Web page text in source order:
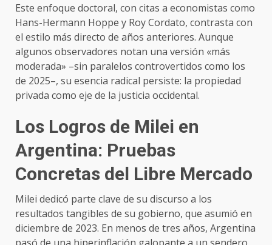
Este enfoque doctoral, con citas a economistas como
Hans-Hermann Hoppe y Roy Cordato, contrasta con
el estilo más directo de años anteriores. Aunque
algunos observadores notan una versión «más
moderada» –sin paralelos controvertidos como los
de 2025–, su esencia radical persiste: la propiedad
privada como eje de la justicia occidental.
Los Logros de Milei en
Argentina: Pruebas
Concretas del Libre Mercado
Milei dedicó parte clave de su discurso a los
resultados tangibles de su gobierno, que asumió en
diciembre de 2023. En menos de tres años, Argentina
pasó de una hiperinflación galopante a un sendero